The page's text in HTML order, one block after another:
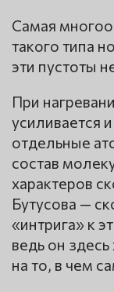
Самая
такого типа
эти пустоты
При
усиливается
отдельные
состав
характеров
Бутусова —
«интрига» к
ведь он здесь
на то, в чем